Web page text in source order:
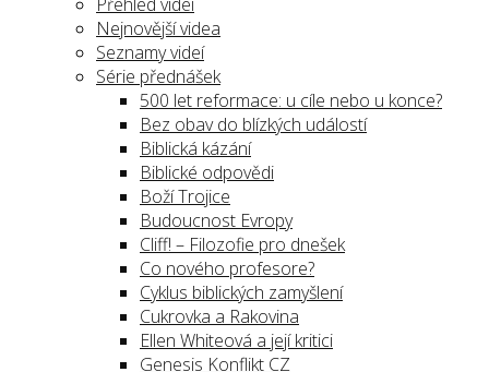
Nejnovější videa
Seznamy videí
Série přednášek
500 let reformace: u cíle nebo u konce?
Bez obav do blízkých událostí
Biblická kázání
Biblické odpovědi
Boží Trojice
Budoucnost Evropy
Cliff! – Filozofie pro dnešek
Co nového profesore?
Cyklus biblických zamyšlení
Cukrovka a Rakovina
Ellen Whiteová a její kritici
Genesis Konflikt CZ